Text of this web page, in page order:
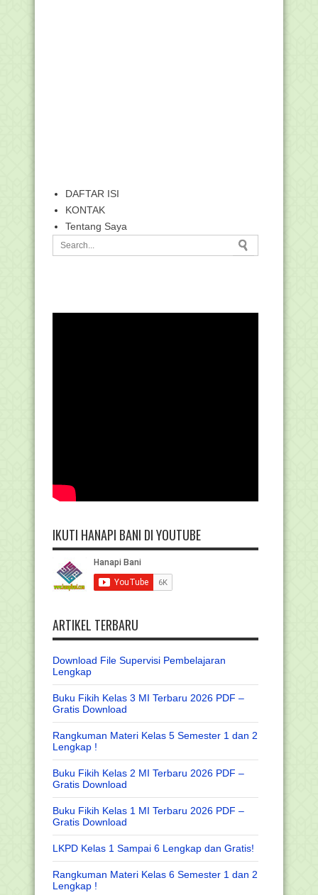
DAFTAR ISI
KONTAK
Tentang Saya
IKUTI HANAPI BANI DI YOUTUBE
ARTIKEL TERBARU
Download File Supervisi Pembelajaran
Lengkap
Buku Fikih Kelas 3 MI Terbaru 2026 PDF –
Gratis Download
Rangkuman Materi Kelas 5 Semester 1 dan 2
Lengkap !
Buku Fikih Kelas 2 MI Terbaru 2026 PDF –
Gratis Download
Buku Fikih Kelas 1 MI Terbaru 2026 PDF –
Gratis Download
LKPD Kelas 1 Sampai 6 Lengkap dan Gratis!
Rangkuman Materi Kelas 6 Semester 1 dan 2
Lengkap !